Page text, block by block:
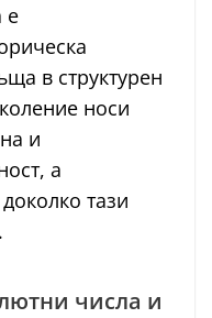
е
в структурен
носи
и
а
тази
числа и